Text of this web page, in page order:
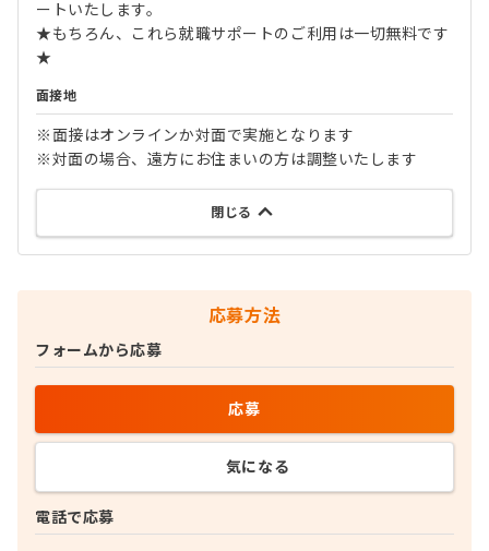
ートいたします。
★もちろん、これら就職サポートのご利用は一切無料です
★
面接地
※面接はオンラインか対面で実施となります
※対面の場合、遠方にお住まいの方は調整いたします
閉じる
応募方法
電話で応募
フォームから応募
応募
気になる